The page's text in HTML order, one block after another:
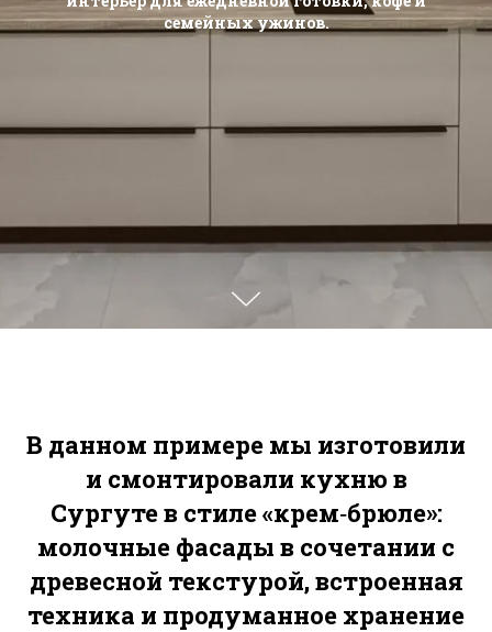
семейных ужинов.
В данном примере мы изготовили
и смонтировали кухню в
Сургутев стиле «крем‑брюле»:
молочные фасады в сочетании с
древесной текстурой, встроенная
техника и продуманное хранение